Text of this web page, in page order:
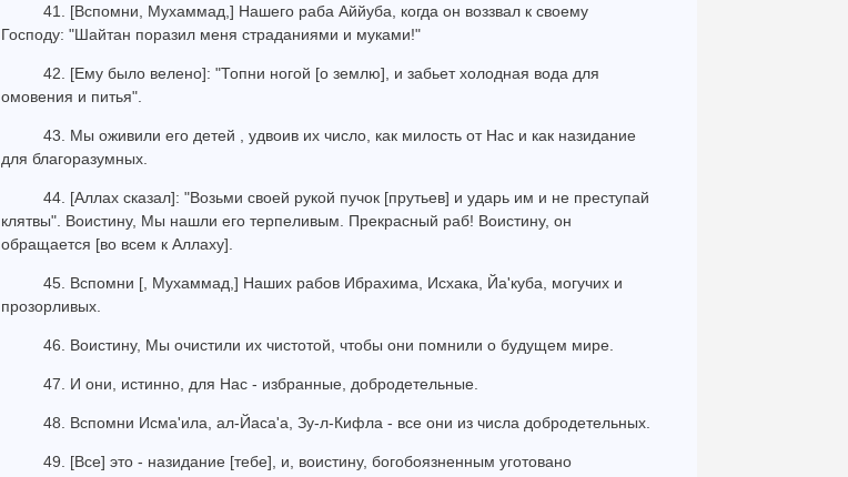
41. [Вспомни, Мухаммад,] Нашего раба Аййуба, когда он воззвал к своему
Господу: "Шайтан поразил меня страданиями и муками!"
42. [Ему было велено]: "Топни ногой [о землю], и забьет холодная вода для
омовения и питья".
43. Мы оживили его детей , удвоив их число, как милость от Нас и как назидание
для благоразумных.
44. [Аллах сказал]: "Возьми своей рукой пучок [прутьев] и ударь им и не преступай
клятвы". Воистину, Мы нашли его терпеливым. Прекрасный раб! Воистину, он
обращается [во всем к Аллаху].
45. Вспомни [, Мухаммад,] Наших рабов Ибрахима, Исхака, Йа'куба, могучих и
прозорливых.
46. Воистину, Мы очистили их чистотой, чтобы они помнили о будущем мире.
47. И они, истинно, для Нас - избранные, добродетельные.
48. Вспомни Исма'ила, ал-Йаса'а, Зу-л-Кифла - все они из числа добродетельных.
49. [Все] это - назидание [тебе], и, воистину, богобоязненным уготовано